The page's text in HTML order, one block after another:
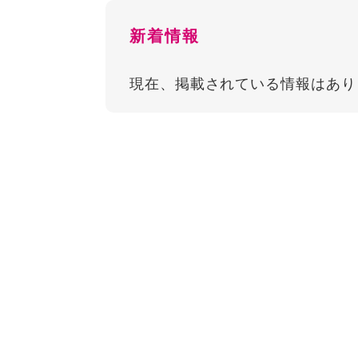
新着情報
現在、掲載されている情報はあ